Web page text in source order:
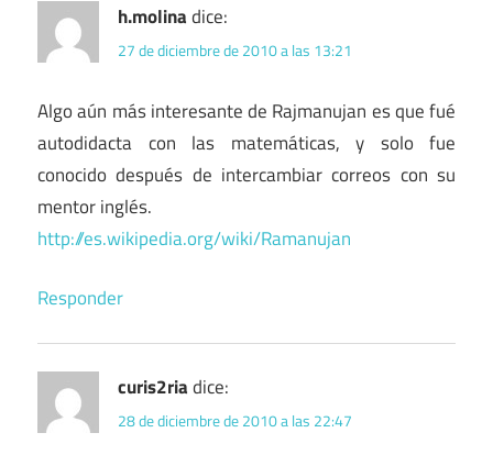
h.molinadice:
27 de diciembre de 2010 a las 13:21
Algo aún más interesante de Rajmanujan es que fué
autodidacta con las matemáticas, y solo fue
conocido después de intercambiar correos con su
mentor inglés.
http://es.wikipedia.org/wiki/Ramanujan
Responder
curis2riadice:
28 de diciembre de 2010 a las 22:47